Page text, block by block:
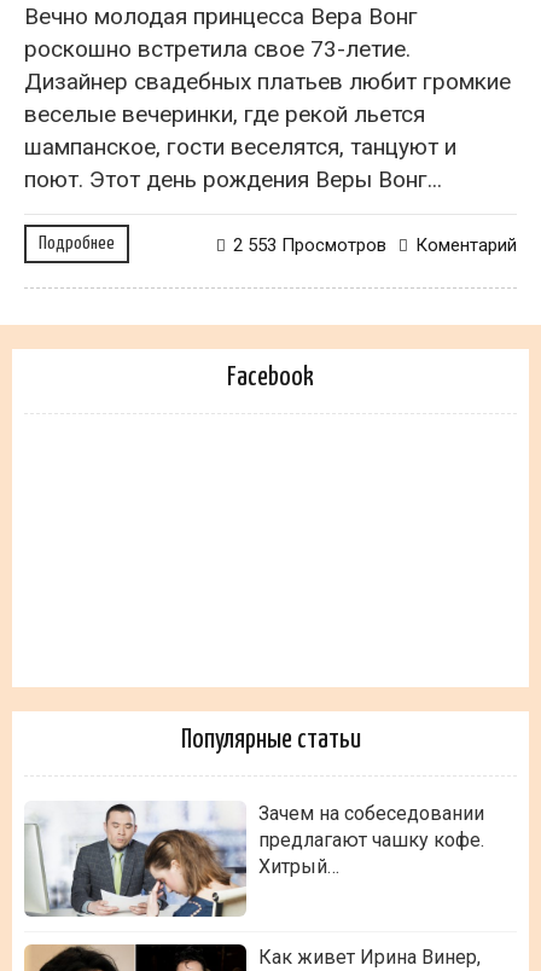
Вечно молодая принцесса Вера Вонг
роскошно встретила свое 73-летие.
Дизайнер свадебных платьев любит громкие
веселые вечеринки, где рекой льется
шампанское, гости веселятся, танцуют и
поют. Этот день рождения Веры Вонг...
Подробнее Коментарий
2 553 Просмотров
Facebook
Популярные статьи
Зачем на собеседовании
предлагают чашку кофе.
Хитрый…
Как живет Ирина Винер,